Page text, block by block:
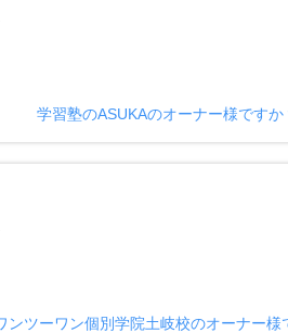
学習塾のASUKAのオーナー様ですか
ンツーワン個別学院土岐校のオーナー様